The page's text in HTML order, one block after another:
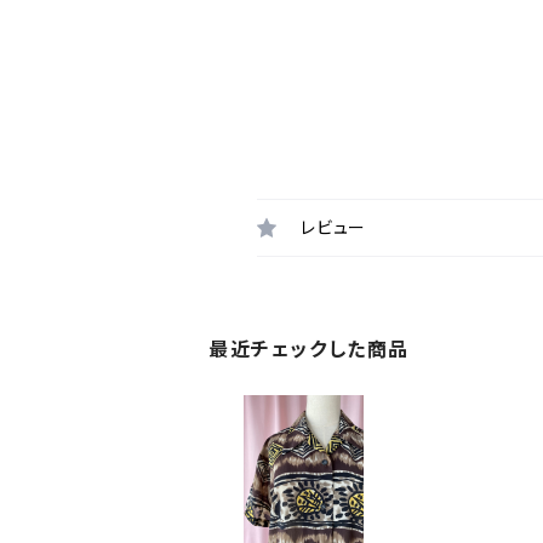
レビュー
最近チェックした商品